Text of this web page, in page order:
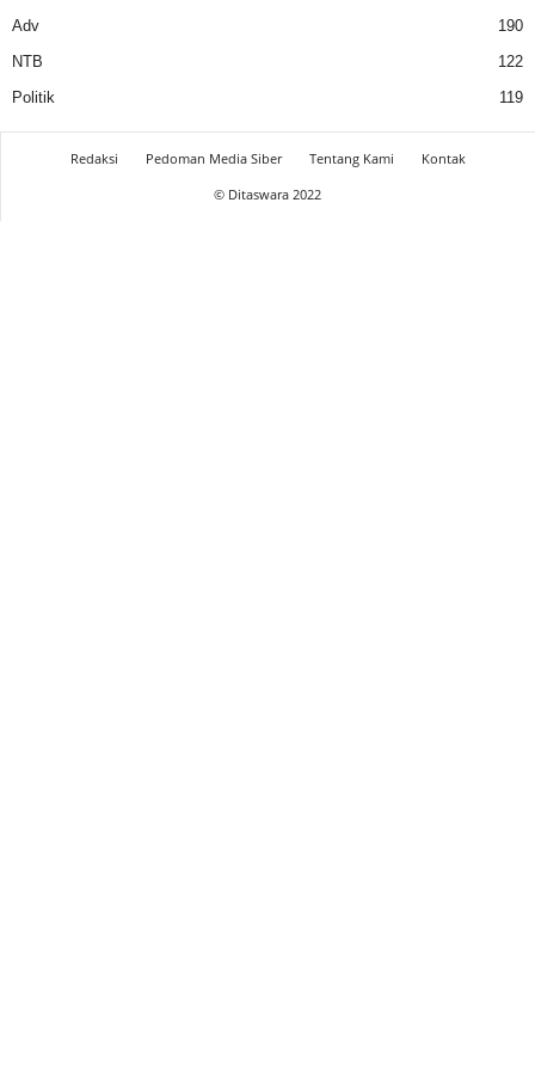
Adv
190
NTB
122
Politik
119
Redaksi Pedoman Media Siber Tentang Kami
Kontak
© Ditaswara 2022